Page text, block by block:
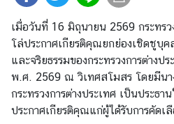
ชี
ย
ใ
ต้
ต
ะ
วั
เมื่อวันที่ 16 มิถุนายน 2569 กระทร
โล่ประกาศเกียรติคุณยกย่องเชิดชูบุ
และจริยธรรมของกระทรวงการต่างป
พ.ศ. 2569 ณ วิเทศสโมสร โดยมีน
กระทรวงการต่างประเทศ เป็นประธ
ประกาศเกียรติคุณแก่ผู้ได้รับการคัดเ